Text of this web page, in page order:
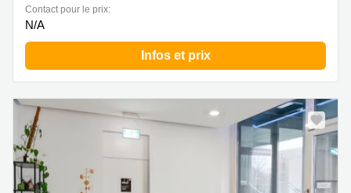
Contact pour le prix:
N/A
Infos et prix